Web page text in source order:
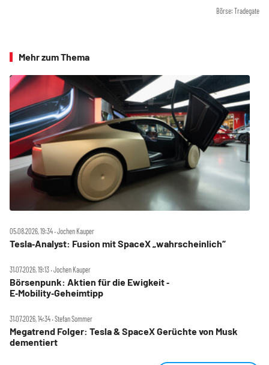
Börse: Tradegate
Mehr zum Thema
05.08.2026, 19:34 ‧ Jochen Kauper
Tesla‑Analyst: Fusion mit SpaceX „wahrscheinlich“
31.07.2026, 19:13 ‧ Jochen Kauper
Börsenpunk: Aktien für die Ewigkeit ‑
E‑Mobility‑Geheimtipp
31.07.2026, 14:34 ‧ Stefan Sommer
Megatrend Folger: Tesla & SpaceX Gerüchte von Musk
dementiert